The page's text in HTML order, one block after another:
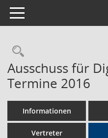
Toggle navigation
Ausschuss für
Termine 2016
Informationen
Vertreter